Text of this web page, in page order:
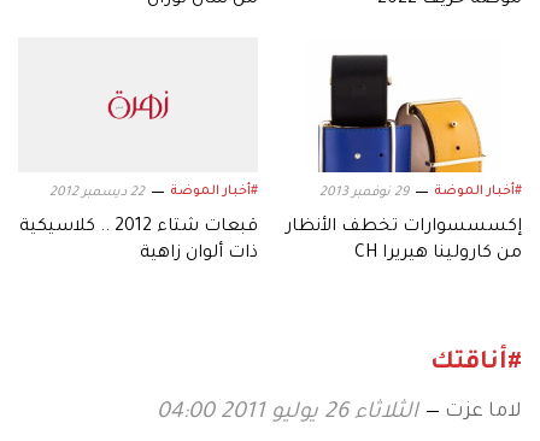
#أخبار الموضة 29 نوفمبر 2013
إكسسسوارات تخطف الأنظار
من كارولينا هيريرا CH
#أخبار الموضة 22 ديسمبر 2012
قبعات شتاء 2012 .. كلاسيكية
ذات ألوان زاهية
#أناقتك
لاما عزت الثلاثاء 26 يوليو 2011 04:00